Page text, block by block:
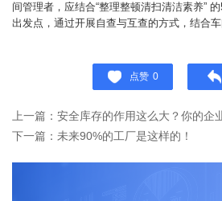
间管理者，应结合“整理整顿清扫清洁素养”
出发点，通过开展自查与互查的方式，结合车
点赞 0
上一篇：安全库存的作用这么大？你的企
下一篇：未来90%的工厂是这样的！